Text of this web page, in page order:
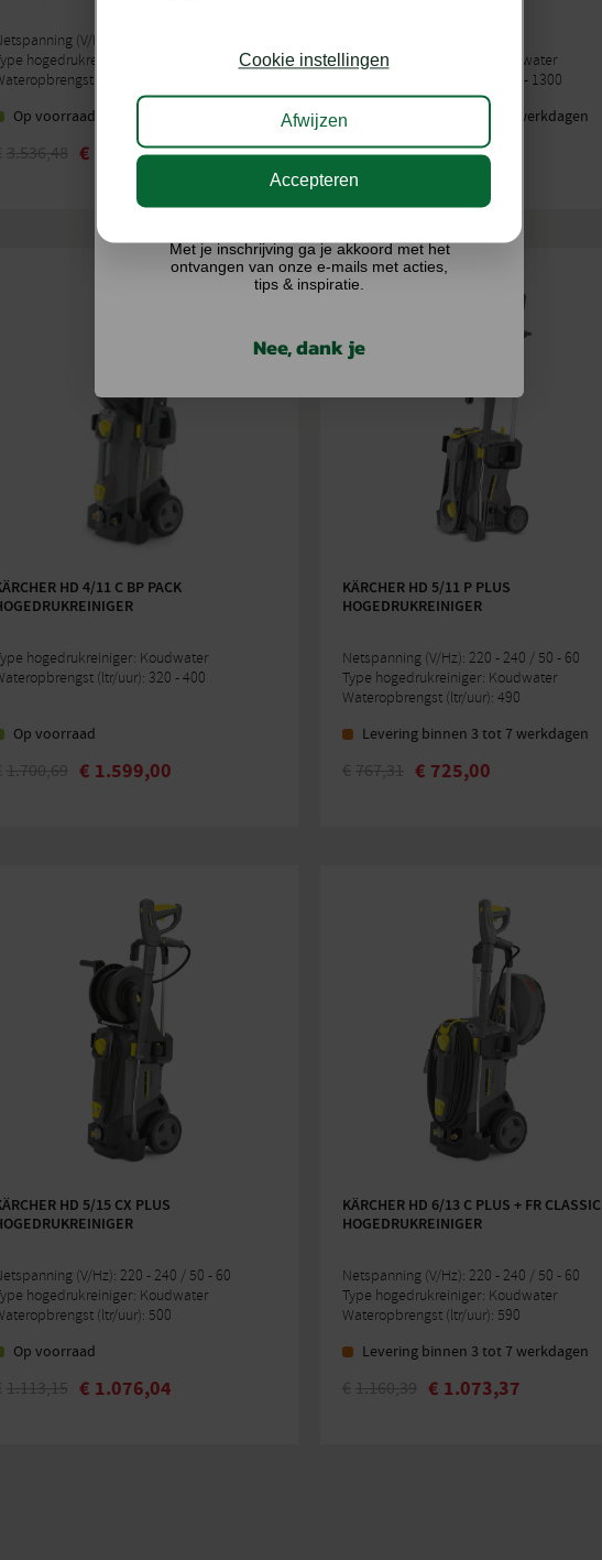
(V/Hz): 400/50
hogedrukreiniger: Koudwater
(ltr/uur): 500 - 1000
Op voorraad
3.536,48 € 3.050,00
Type hogedrukreiniger: Koudwater
Wateropbrengst (ltr/uur): 650 - 1300
Levering binnen 3 tot 7 werkdagen
€3.287,73
HD 4/11 C BP PACK
hogedrukreiniger: Koudwater
(ltr/uur): 320 - 400
Op voorraad
1.700,69 € 1.599,00
KÄRCHER HD 5/11 P PLUS
HOGEDRUKREINIGER
Netspanning (V/Hz): 220 - 240 / 50 - 60
Type hogedrukreiniger: Koudwater
Wateropbrengst (ltr/uur): 490
Levering binnen 3 tot 7 werkdagen
€ 767,31 € 725,00
HD 5/15 CX PLUS
(V/Hz): 220 - 240 / 50 - 60
hogedrukreiniger: Koudwater
(ltr/uur): 500
Op voorraad
1.113,15 € 1.076,04
KÄRCHER HD 6/13 C PLUS + FR CLASSIC
HOGEDRUKREINIGER
Netspanning (V/Hz): 220 - 240 / 50 - 60
Type hogedrukreiniger: Koudwater
Wateropbrengst (ltr/uur): 590
Levering binnen 3 tot 7 werkdagen
€ 1.160,39 € 1.073,37
Cookie instellingen
Afwijzen
Accepteren
Ik doe graag mee!
Met je inschrijving ga je akkoord met het
ontvangen van onze e-mails met acties,
tips & inspiratie.
Nee, dank je